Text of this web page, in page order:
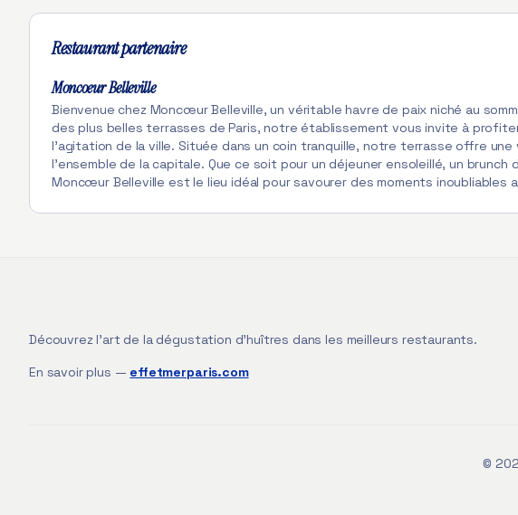
Restaurant partenaire
Moncoeur Belleville
Bienvenue chez Moncœur Belleville, un véritable havre de paix niché au
des plus belles terrasses de Paris, notre établissement vous invite à
l'agitation de la ville. Située dans un coin tranquille, notre terrasse offre une
l'ensemble de la capitale. Que ce soit pour un déjeuner ensoleillé, un brunch
Moncœur Belleville est le lieu idéal pour savourer des moments inoubliables
Découvrez l'art de la dégustation d'huîtres dans les meilleurs restaurants.
En savoir plus — effetmerparis.com
©